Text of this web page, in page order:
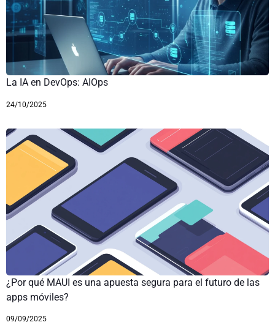
La IA en DevOps: AIOps
24/10/2025
¿Por qué MAUI es una apuesta segura para el futuro de las
apps móviles?
09/09/2025